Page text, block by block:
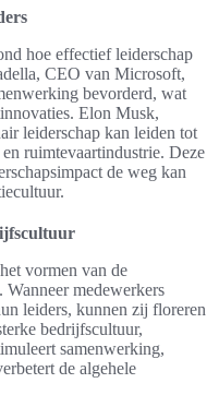
hoe effectief leiderschap
CEO van Microsoft,
bevorderd, wat
Elon Musk,
leiderschap kan leiden tot
ruimtevaartindustrie. Deze
de weg kan
vormen van de
medewerkers
leiders, kunnen zij floreren
bedrijfscultuur,
samenwerking,
de algehele